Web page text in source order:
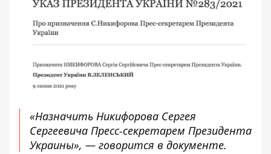
«Назначить Никифорова Сергея
Сергеевича Пресс-секретарем Президента
Украины», — говорится в документе.